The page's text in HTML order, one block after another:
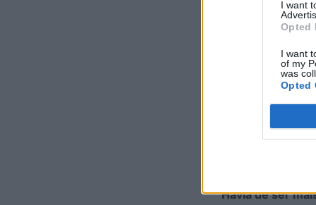
I want
Opted
I want
of my
was
Opted
falaram para eu
“Os nossos
“É muito bom
“Havia de ser